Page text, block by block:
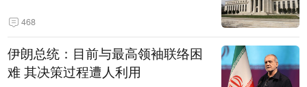
468
伊朗总统：目前与最高领袖联络困
难 其决策过程遭人利用